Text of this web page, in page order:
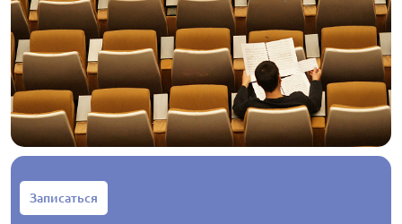
Записаться